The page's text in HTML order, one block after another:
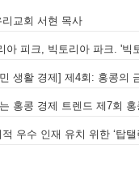
교회 서현 목사